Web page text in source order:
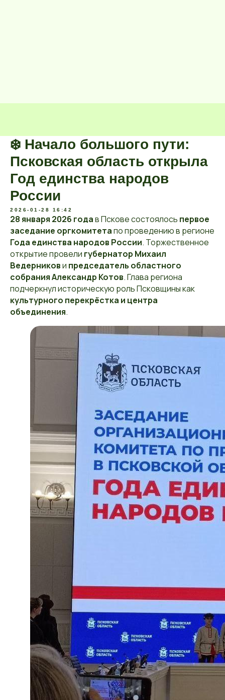
❄️ Начало большого пути:
Псковская область открыла
Год единства народов
России
2026-01-28 16:42
28 января 2026 годав Пскове состоялось первое
заседание оргкомитетапо проведению в регионе
Года единства народов России. Торжественное
открытие провели губернатор Михаил
Ведерникови председатель областного
собрания Александр Котов. Глава региона
подчеркнул историческую роль Псковщины как
культурного перекрёстка и центра
объединения.